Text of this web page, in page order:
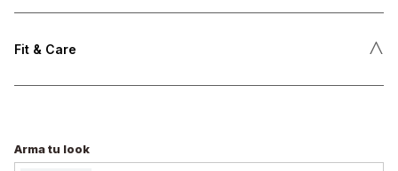
Fit & Care ˄
Arma tu look